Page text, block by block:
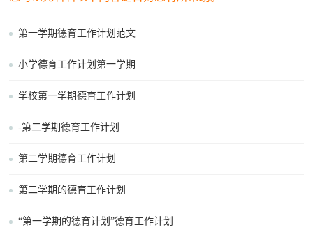
第一学期德育工作计划范文
小学德育工作计划第一学期
学校第一学期德育工作计划
-第二学期德育工作计划
第二学期德育工作计划
第二学期的德育工作计划
“第一学期的德育计划”德育工作计划